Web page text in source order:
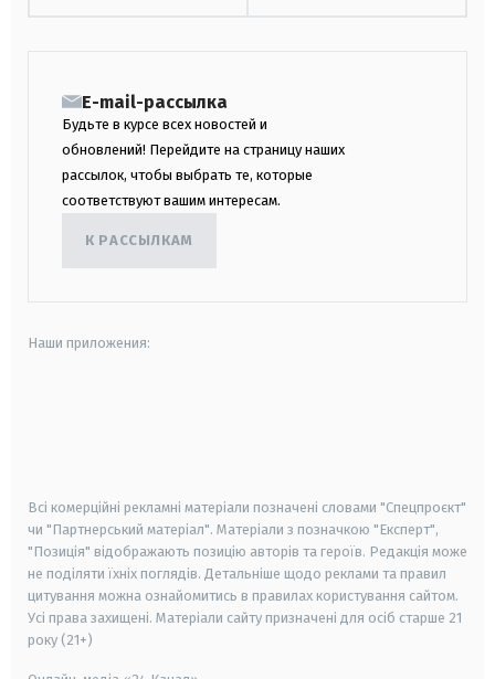
E-mail-рассылка
Будьте в курсе всех новостей и
обновлений! Перейдите на страницу наших
рассылок, чтобы выбрать те, которые
соответствуют вашим интересам.
К РАССЫЛКАМ
Наши приложения:
Всі комерційні рекламні матеріали позначені словами "Спецпроєкт"
чи "Партнерський матеріал". Матеріали з позначкою "Експерт",
"Позиція" відображають позицію авторів та героїв. Редакція може
не поділяти їхніх поглядів. Детальніше щодо реклами та правил
цитування можна ознайомитись в правилах користування сайтом.
Усі права захищені. Матеріали сайту призначені для осіб старше 21
року (21+)